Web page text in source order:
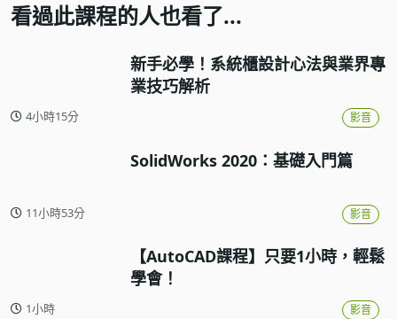
看過此課程的人也看了...
新手必學！系統櫃設計心法與業界專
業技巧解析
4小時15分 影音
SolidWorks 2020：基礎入門篇
11小時53分 影音
【AutoCAD課程】只要1小時，輕鬆
學會！
1小時 影音